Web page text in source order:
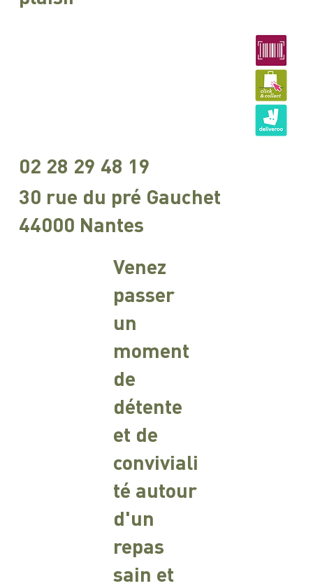
30 rue du pré Gauchet
44000 Nantes
02 28 29 48 19
Venez
passer
un
moment
de
détente
et de
conviviali
té autour
d'un
repas
sain et